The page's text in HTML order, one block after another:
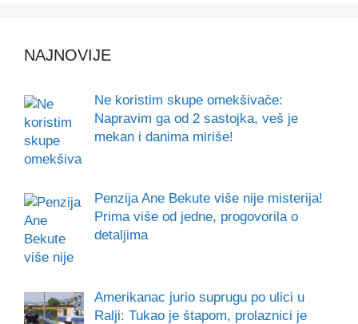
NAJNOVIJE
Ne koristim skupe omekšivače:
Napravim ga od 2 sastojka, veš je
mekan i danima miriše!
Penzija Ane Bekute više nije misterija!
Prima više od jedne, progovorila o
detaljima
Amerikanac jurio suprugu po ulici u
Ralji: Tukao je štapom, prolaznici je